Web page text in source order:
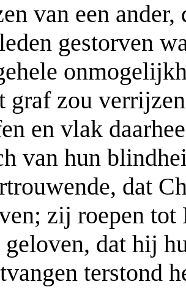
van een
gestorven
graf zou
en vlak
van hun
dat
zij roepen
dat hij
terstond